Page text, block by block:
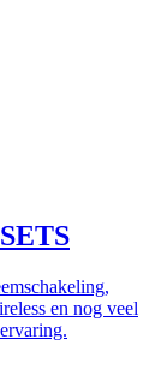
en nog veel